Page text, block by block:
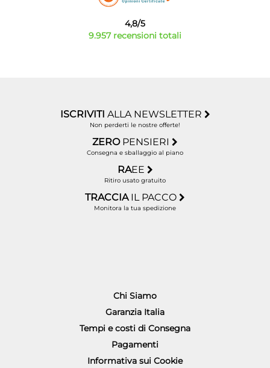
4,8/5
9.957 recensioni totali
ISCRIVITI ALLA NEWSLETTER
Non perderti le nostre offerte!
ZERO PENSIERI
Consegna e sballaggio al piano
RAEE
Ritiro usato gratuito
TRACCIA IL PACCO
Monitora la tua spedizione
Chi Siamo
Garanzia Italia
Tempi e costi di Consegna
Pagamenti
Informativa sui Cookie